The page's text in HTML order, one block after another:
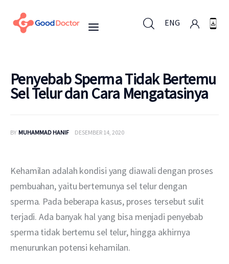
ENG
ENG
Mengapa Good Doctor
Berita
Layanan
Penyebab Sperma Tidak Bertemu
Sel Telur dan Cara Mengatasinya
BY MUHAMMAD HANIF DESEMBER 14, 2020
Kehamilan adalah kondisi yang diawali dengan proses
pembuahan, yaitu bertemunya sel telur dengan
sperma. Pada beberapa kasus, proses tersebut sulit
terjadi. Ada banyak hal yang bisa menjadi penyebab
sperma tidak bertemu sel telur, hingga akhirnya
menurunkan potensi kehamilan.